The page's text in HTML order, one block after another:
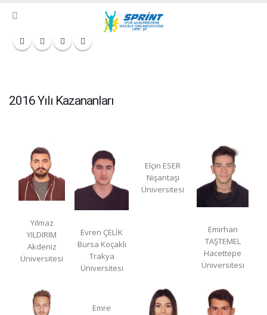
2016 Yılı Kazananları
Yılmaz
YILDIRIM
Akdeniz
Üniversitesi
Evren ÇELİK
Bursa Koçaklı
Trakya
Üniversitesi
Elçin ESER
Nişantaşı
Üniversitesi
Emirhan
TAŞTEMEL
Hacettepe
Üniversitesi
Emre